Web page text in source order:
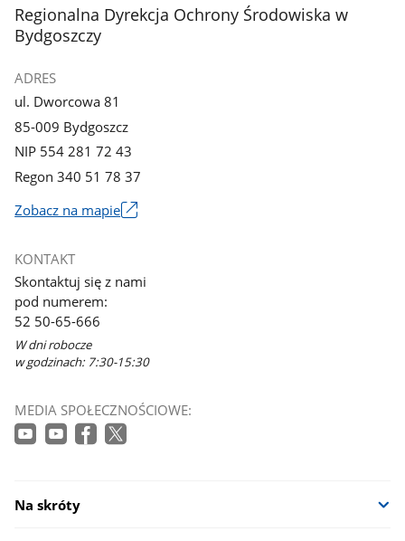
stopka
Regionalna Dyrekcja Ochrony Środowiska w
Bydgoszczy
ADRES
ul. Dworcowa 81
85-009 Bydgoszcz
NIP 554 281 72 43
Regon 340 51 78 37
Zobacz na mapie
się
w
nowym
oknie
KONTAKT
Skontaktuj się z nami
pod numerem:
52 50-65-666
W dni robocze
w godzinach: 7:30-15:30
MEDIA SPOŁECZNOŚCIOWE:
Na skróty